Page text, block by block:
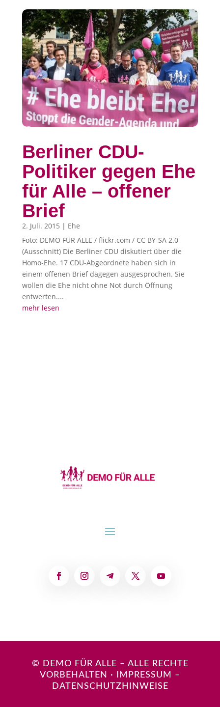
Berliner CDU-
Politiker gegen Ehe
für Alle – offener
Brief
2. Juli. 2015 | Ehe
Foto: DEMO FÜR ALLE / flickr.com / CC BY-SA 2.0
(Ausschnitt) Die Berliner CDU diskutiert über die
Homo-Ehe. 17 CDU-Abgeordnete haben sich in
einem offenen Brief dagegen ausgesprochen. Sie
wollen die Ehe nicht ohne Not durch Öffnung
entwerten....
mehr lesen
© DEMO FÜR ALLE – ALLE RECHTE
VORBEHALTEN · IMPRESSUM
–
DATENSCHUTZHINWEISE